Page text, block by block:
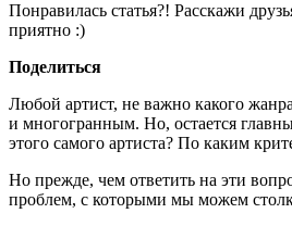
Понравилась статья?! Расскажи
приятно :)
Поделиться
Любой артист, не важно какого
и многогранным. Но, остается
этого самого артиста? По каким
Но прежде, чем ответить на эти
проблем, с которыми мы можем